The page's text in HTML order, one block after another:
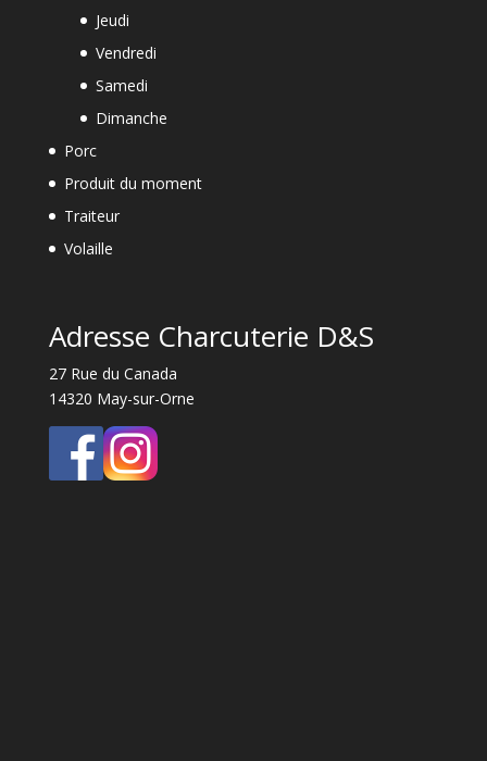
Jeudi
Vendredi
Samedi
Dimanche
Porc
Produit du moment
Traiteur
Volaille
Adresse Charcuterie D&S
27 Rue du Canada
14320 May-sur-Orne